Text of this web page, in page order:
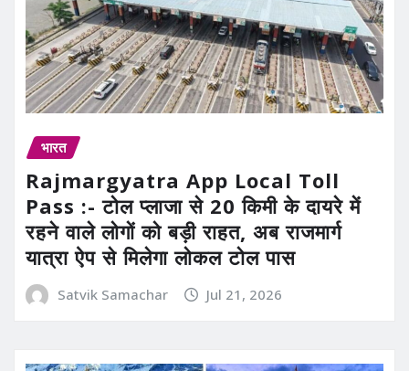
भारत
Rajmargyatra App Local Toll
Pass :- टोल प्लाजा से 20 किमी के दायरे में
रहने वाले लोगों को बड़ी राहत, अब राजमार्ग
यात्रा ऐप से मिलेगा लोकल टोल पास
Satvik Samachar Jul 21, 2026